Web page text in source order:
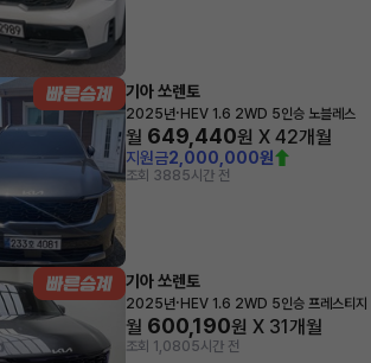
기아 쏘렌토
2025년· HEV 1.6 2WD 5인승 노블레스
월 649,440원 X 42개월
지원금2,000,000원
조회 3885시간 전
기아 쏘렌토
2025년· HEV 1.6 2WD 5인승 프레스티지
월 600,190원 X 31개월
조회 1,0805시간 전